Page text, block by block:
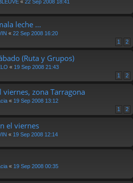
« 22 Sep 2008 18:41
leche ...
« 22 Sep 2008 16:20
1 2
(Ruta y Grupos)
« 19 Sep 2008 21:43
1 2
viernes, zona Tarragona
« 19 Sep 2008 13:12
1 2
el viernes
« 19 Sep 2008 12:14
« 19 Sep 2008 00:35